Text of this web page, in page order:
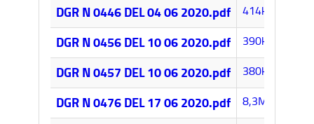
DGR N 0446 DEL 04 06 2020.pdf 414k
DGR N 0456 DEL 10 06 2020.pdf 390k
DGR N 0457 DEL 10 06 2020.pdf 380k
DGR N 0476 DEL 17 06 2020.pdf 8,3MB